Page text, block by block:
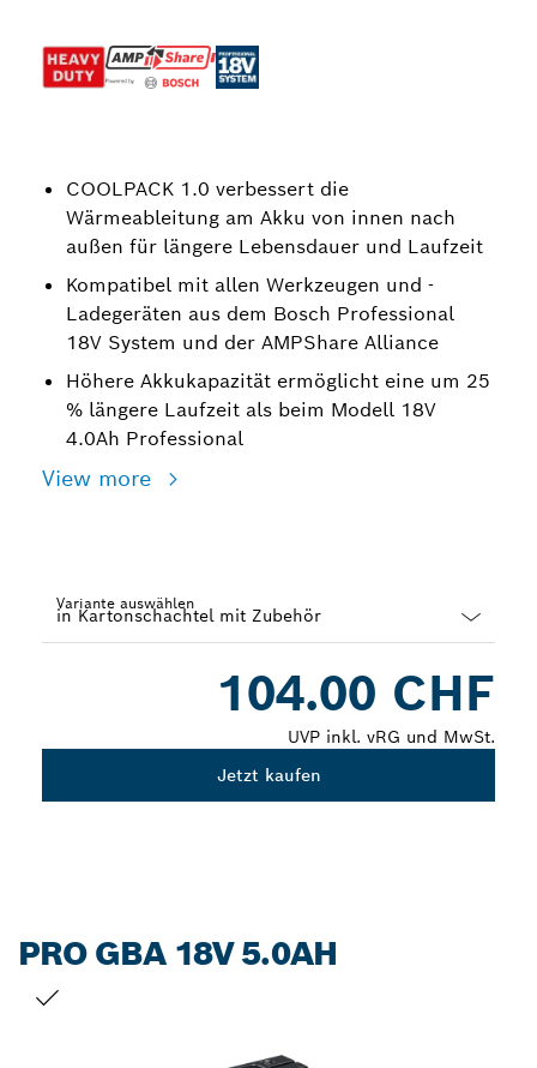
COOLPACK 1.0 verbessert die
Wärmeableitung am Akku von innen nach
außen für längere Lebensdauer und Laufzeit
Kompatibel mit allen Werkzeugen und -
Ladegeräten aus dem Bosch Professional
18V System und der AMPShare Alliance
Höhere Akkukapazität ermöglicht eine um 25
% längere Laufzeit als beim Modell 18V
4.0Ah Professional
View more
Variante auswählen
104.00 CHF
UVP inkl. vRG und MwSt.
Jetzt kaufen
PRO GBA 18V 5.0AH